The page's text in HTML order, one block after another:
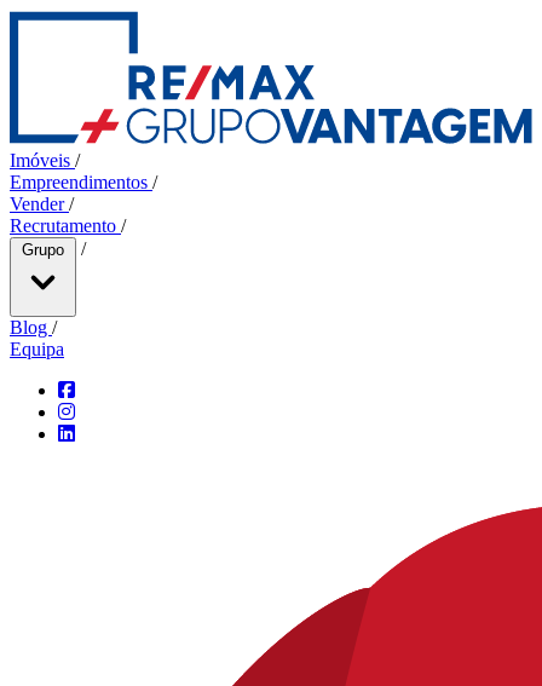
Imóveis /
Empreendimentos /
Vender/
Recrutamento /
Grupo /
Blog /
Equipa